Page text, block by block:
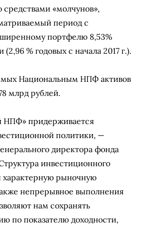
«молчунов»,
период с
портфелю 8,53%
% годовых с начала 2017 г.).
Национальным НПФ активов
млрд рублей.
НПФ» придерживается
политики, —
директора фонда
инвестиционного
рыночную
непрерывное выполнения
нам сохранять
по показателю доходности,